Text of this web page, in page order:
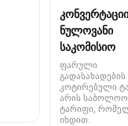
ნულოვანი
საკომისიო
ფარული
გადასახადების
კოტირებული
არის საბოლოო
ტარიფი,
იხდით.